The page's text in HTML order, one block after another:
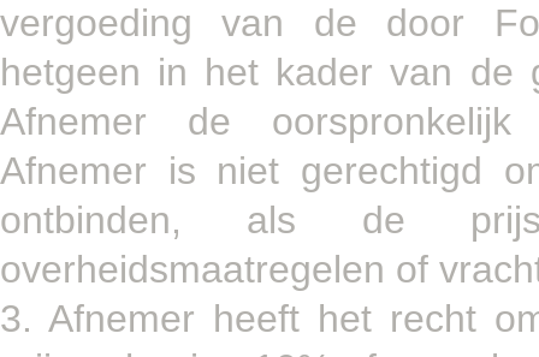
vergoeding van de door
hetgeen in het kader van de
Afnemer de oorspronkelijk
Afnemer is niet gerechtigd
ontbinden, als de
overheidsmaatregelen of
3. Afnemer heeft het recht